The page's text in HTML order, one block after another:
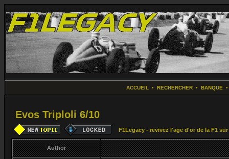
ACCUEIL • RECHERCHER • BANQUE
Evos Triploli 6/10
F1Legacy - revivez l'age d'or de la F1
Author